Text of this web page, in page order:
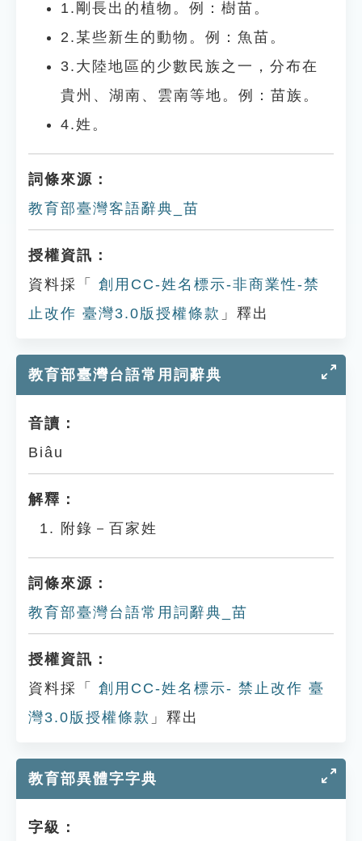
1.剛長出的植物。例：樹苗。
2.某些新生的動物。例：魚苗。
3.大陸地區的少數民族之一，分布在
貴州、湖南、雲南等地。例：苗族。
4.姓。
詞條來源：
教育部臺灣客語辭典_苗
授權資訊：
資料採「
創用CC-姓名標示-非商業性-禁
止改作 臺灣3.0版授權條款 」釋出
教育部臺灣台語常用詞辭典
音讀：
Biâu
解釋：
附錄－百家姓
詞條來源：
教育部臺灣台語常用詞辭典_苗
授權資訊：
資料採「
創用CC-姓名標示- 禁止改作 臺
灣3.0版授權條款 」釋出
教育部異體字字典
字級：